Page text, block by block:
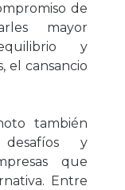
de
mayor
y
el cansancio
también
y
que
Entre